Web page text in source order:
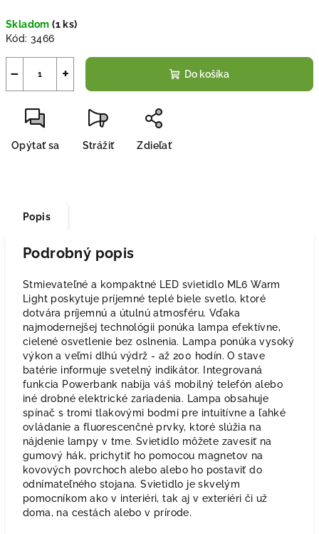
cena:
Skladom(1 ks)
Kód: 3466
+
− Do košíka
Opýtať sa Strážiť Zdieľať
Popis
Podrobný popis
Stmievateľné a kompaktné LED svietidlo ML6 Warm
Light poskytuje príjemné teplé biele svetlo, ktoré
dotvára príjemnú a útulnú atmosféru. Vďaka
najmodernejšej technológii ponúka lampa efektívne,
cielené osvetlenie bez oslnenia. Lampa ponúka vysoký
výkon a veľmi dlhú výdrž - až 200 hodín. O stave
batérie informuje svetelný indikátor. Integrovaná
funkcia Powerbank nabíja váš mobilný telefón alebo
iné drobné elektrické zariadenia. Lampa obsahuje
spínač s tromi tlakovými bodmi pre intuitívne a ľahké
ovládanie a fluorescenčné prvky, ktoré slúžia na
nájdenie lampy v tme. Svietidlo môžete zavesiť na
gumový hák, prichytiť ho pomocou magnetov na
kovových povrchoch alebo alebo ho postaviť do
odnímateľného stojana. Svietidlo je skvelým
pomocníkom ako v interiéri, tak aj v exteriéri či už
doma, na cestách alebo v prírode.